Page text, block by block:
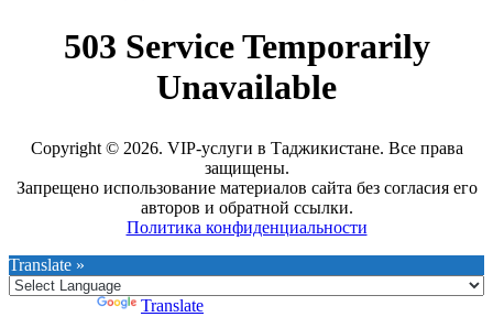
Copyright © 2026. VIP-услуги в Таджикистане. Все права
защищены.
Запрещено использование материалов сайта без согласия его
авторов и обратной ссылки.
Политика конфиденциальности
Translate »
Translate